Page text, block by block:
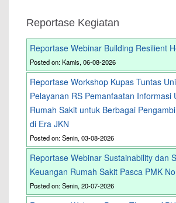
Reportase Kegiatan
Reportase Webinar Building Resilient
Posted on: Kamis, 06-08-2026
Reportase Workshop Kupas Tuntas
Pelayanan RS Pemanfaatan Informasi
Rumah Sakit untuk Berbagai
di Era JKN
Posted on: Senin, 03-08-2026
Reportase Webinar Sustainability dan
Keuangan Rumah Sakit Pasca PMK
Posted on: Senin, 20-07-2026